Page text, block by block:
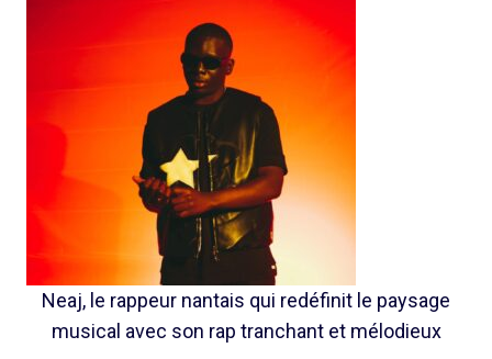
Neaj, le rappeur nantais qui redéfinit le paysage
musical avec son rap tranchant et mélodieux